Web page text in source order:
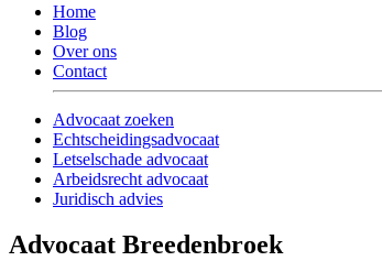
Home
Blog
Over ons
Contact
Advocaat zoeken
Echtscheidingsadvocaat
Letselschade advocaat
Arbeidsrecht advocaat
Juridisch advies
Advocaat Breedenbroek